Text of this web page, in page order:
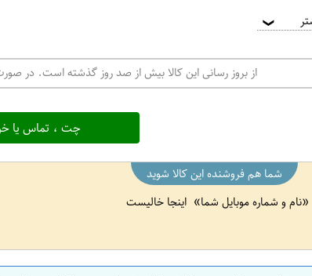
❯
از بروز رسانی این کالا بیش از صد روز گذشته است. در
چت ، تماس یا
شما هم فروشنده این کالا شوید
نام و شماره موبایل شما اینجا خالیست